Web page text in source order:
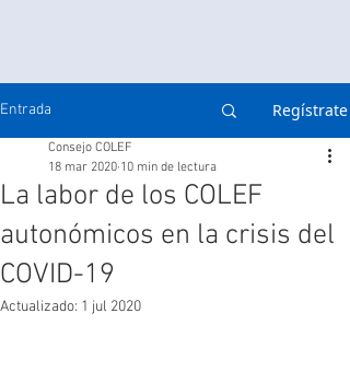
Entrada Regístrate
La labor de los COLEF
autonómicos en la crisis del
COVID-19
Consejo COLEF
18 mar 2020 10 min de lectura
Actualizado: 1 jul 2020